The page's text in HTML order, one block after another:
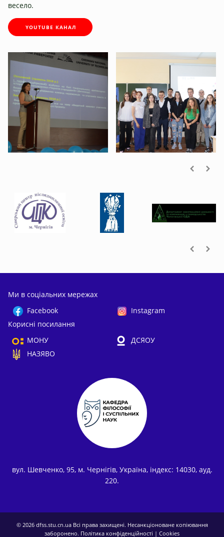
весело.
YOUTUBE КАНАЛ
Студентське життя
Наші партнери
Ми в соціальних мережах
Facebook
Instagram
Корисні посилання
МОНУ
ДСЯОУ
НАЗЯВО
вул. Шевченко, 95, м. Чернігів, Україна, індекс: 14030, ауд.
220.
© 2026 dfss.stu.cn.ua Всі права захищені. Несанкціоноване копіювання
заборонено. Політика конфіденційності | Cookies